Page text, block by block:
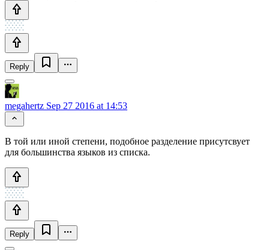
Reply
megahertz Sep 27 2016 at 14:53
В той или иной степени, подобное разделение присутсвует
для большинства языков из списка.
Reply